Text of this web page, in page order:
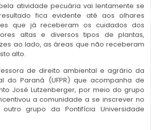
atividade pecuária vai lentamente se
fica evidente até aos olhares
que já receberam os cuidados dos
altas e diversos tipos de plantas,
ao lado, as áreas que não receberam
alto.
de direito ambiental e agrário da
do Paraná (UFPR) que acompanha de
José Lutzenberger, por meio do grupo
a comunidade a se inscrever no
grupo da Pontifícia Universidade